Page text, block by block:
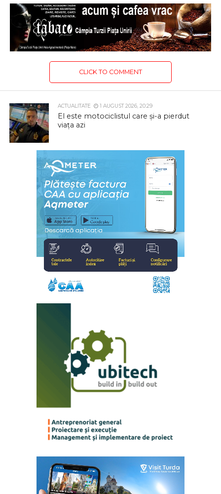
CLICK TO COMMENT
ACTUALITATE 1 AUGUST 2026, 20:29
El este motociclistul care și-a pierdut
viața azi